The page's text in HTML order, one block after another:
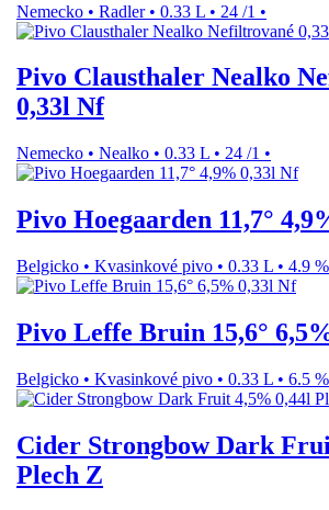
Nemecko • Radler • 0.33 L • 24 /1 •
Pivo Clausthaler Nealko
0,33l Nf
Nemecko • Nealko • 0.33 L • 24 /1 •
Pivo Hoegaarden 11,7°
Belgicko • Kvasinkové pivo • 0.33 L • 4.9 %
Pivo Leffe Bruin 15,6°
Belgicko • Kvasinkové pivo • 0.33 L • 6.5 %
Cider Strongbow Dark
Plech Z